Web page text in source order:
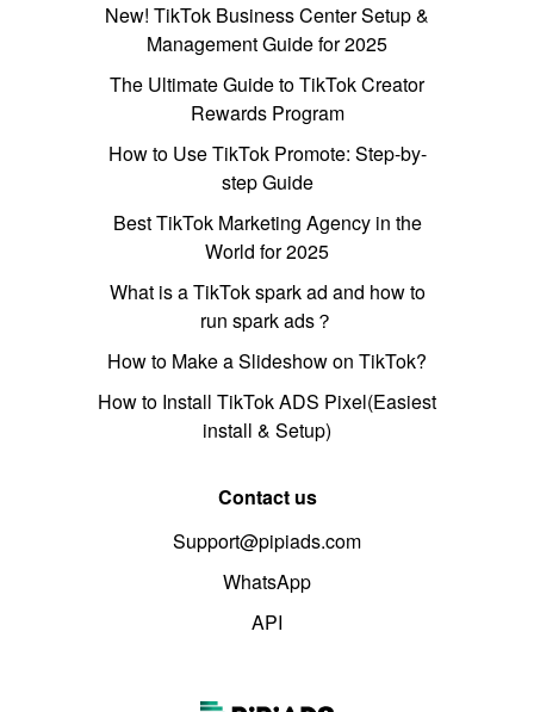
New! TikTok Business Center Setup &
Management Guide for 2025
The Ultimate Guide to TikTok Creator
Rewards Program
How to Use TikTok Promote: Step-by-
step Guide
Best TikTok Marketing Agency in the
World for 2025
What is a TikTok spark ad and how to
run spark ads？
How to Make a Slideshow on TikTok?
How to Install TikTok ADS Pixel(Easiest
install & Setup)
Contact us
Support@pipiads.com
WhatsApp
API